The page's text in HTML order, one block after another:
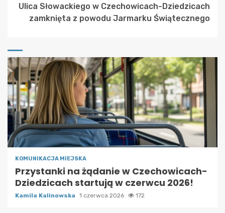
Ulica Słowackiego w Czechowicach-Dziedzicach
zamknięta z powodu Jarmarku Świątecznego
KOMUNIKACJA MIEJSKA
Przystanki na żądanie w Czechowicach-
Dziedzicach startują w czerwcu 2026!
Kamila Kalinowska 1 czerwca 2026 172